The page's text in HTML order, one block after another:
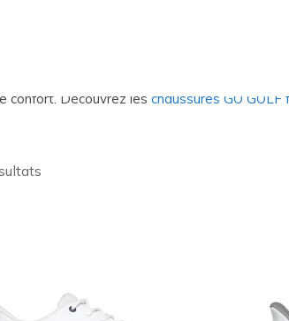
confort. Découvrez les chaussures GO GOLF